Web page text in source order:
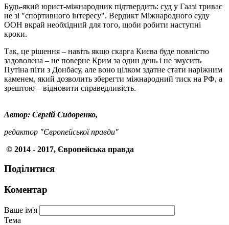
Будь-який юрист-міжнародник підтвердить: суд у Гаазі триває
не зі "спортивного інтересу". Вердикт Міжнародного суду
ООН вкрай необхідний для того, щоби робити наступні
кроки.
Так, це рішення – навіть якщо скарга Києва буде повністю
задоволена – не поверне Крим за один день і не змусить
Путіна піти з Донбасу, але воно цілком здатне стати наріжним
каменем, який дозволить зберегти міжнародний тиск на РФ, а
зрештою – відновити справедливість.
Автор: Сергій Сидоренко,
редактор "Європейської правди"
© 2014 - 2017, Європейська правда
Поділитися
Коментар
Ваше ім'я
Тема